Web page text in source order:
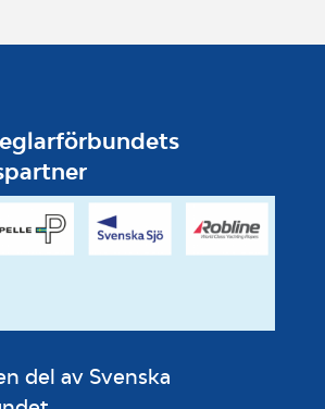
del av Svenska